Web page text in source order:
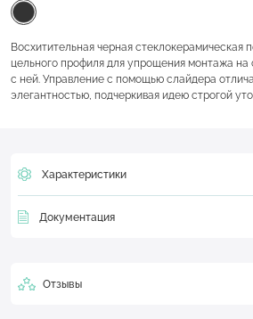
Восхитительная черная стеклокерамическая
цельного профиля для упрощения монтажа
с ней. Управление с помощью слайдера
элегантностью, подчеркивая идею строгой
Характеристики
Документация
Отзывы